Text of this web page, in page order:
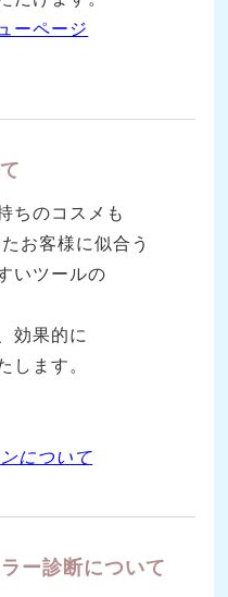
ーページ
ちのコスメも
お客様に似合う
いツールの
効果的に
します。
について
ー診断について